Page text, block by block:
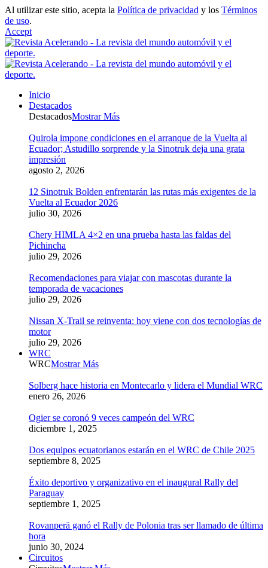
Al utilizar este sitio, acepta la Política de privacidad y los Términos
de uso.
Accept
Inicio
Destacados
DestacadosMostrar Más
Quirola impone condiciones en el arranque de la Vuelta al
Ecuador; Astudillo sorprende y la Sinotruk deja una grata
impresión
agosto 2, 2026
12 Sinotruk Bolden enfrentarán las rutas más exigentes de la
Vuelta al Ecuador 2026
julio 30, 2026
Chery HIMLA 4×2 en una prueba hasta las faldas del
Pichincha
julio 29, 2026
Recomendaciones para viajar con mascotas durante la
temporada de vacaciones
julio 29, 2026
Nissan X-Trail se reinventa: hoy viene con dos tecnologías de
motor
julio 29, 2026
WRC
WRCMostrar Más
Solberg hace historia en Montecarlo y lidera el Mundial WRC
enero 26, 2026
Ogier se coronó 9 veces campeón del WRC
diciembre 1, 2025
Dos equipos ecuatorianos estarán en el WRC de Chile 2025
septiembre 8, 2025
Éxito deportivo y organizativo en el inaugural Rally del
Paraguay
septiembre 1, 2025
Rovanperä ganó el Rally de Polonia tras ser llamado de última
hora
junio 30, 2024
Circuitos